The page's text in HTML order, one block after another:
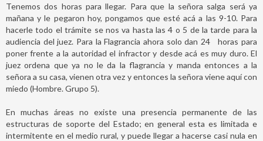
Tenemos dos horas para llegar. Para que la señora salga será ya
mañana y le pegaron hoy, pongamos que esté acá a las 9-10. Para
hacerle todo el trámite se nos va hasta las 4 o 5 de la tarde para la
audiencia del juez. Para la Flagrancia ahora solo dan 24
horas para
poner frente a la autoridad el infractor y desde acá es muy duro. El
juez ordena que ya no le da la flagrancia y manda entonces a la
señora a su casa, vienen otra vez y entonces la señora viene aquí con
miedo (Hombre. Grupo 5).
En muchas áreas no existe una presencia permanente de las
estructuras de soporte del Estado; en general esta es limitada e
intermitente en el medio rural, y puede llegar a hacerse casi nula en